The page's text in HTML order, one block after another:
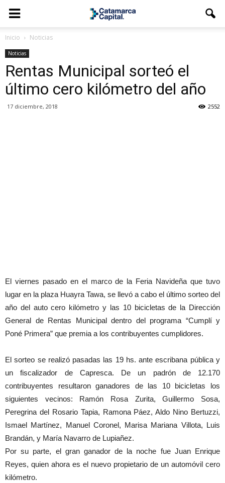
Inicio Noticias
Noticias
Rentas Municipal sorteó el
último cero kilómetro del año
17 diciembre, 2018 2552
El viernes pasado en el marco de la Feria Navideña que tuvo
lugar en la plaza Huayra Tawa, se llevó a cabo el último sorteo del
año del auto cero kilómetro y las 10 bicicletas de la Dirección
General de Rentas Municipal dentro del programa “Cumplí y
Poné Primera” que premia a los contribuyentes cumplidores.
El sorteo se realizó pasadas las 19 hs. ante escribana pública y
un fiscalizador de Capresca. De un padrón de 12.170
contribuyentes resultaron ganadores de las 10 bicicletas los
siguientes vecinos: Ramón Rosa Zurita, Guillermo Sosa,
Peregrina del Rosario Tapia, Ramona Páez, Aldo Nino Bertuzzi,
Ismael Martínez, Manuel Coronel, Marisa Mariana Villota, Luis
Brandán, y María Navarro de Lupiañez.
Por su parte, el gran ganador de la noche fue Juan Enrique
Reyes, quien ahora es el nuevo propietario de un automóvil cero
kilómetro.